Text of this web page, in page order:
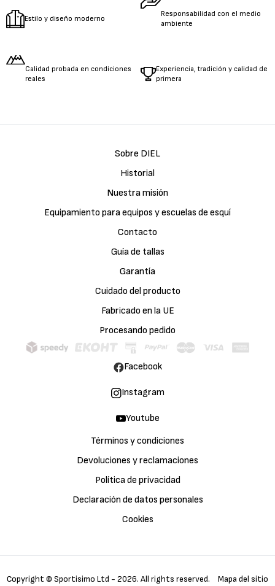
Estilo y diseño moderno
Responsabilidad con el medio
ambiente
Calidad probada en condiciones
reales
Experiencia, tradición y calidad de
primera
Sobre DIEL
Historial
Nuestra misión
Equipamiento para equipos y escuelas de esquí
Contacto
Guía de tallas
Garantía
Cuidado del producto
Fabricado en la UE
Procesando pedido
Términos y condiciones
Devoluciones y reclamaciones
Política de privacidad
Declaración de datos personales
Cookies
Facebook
Instagram
Youtube
Copyright © Sportisimo Ltd - 2026. All rights reserved. Mapa del sitio